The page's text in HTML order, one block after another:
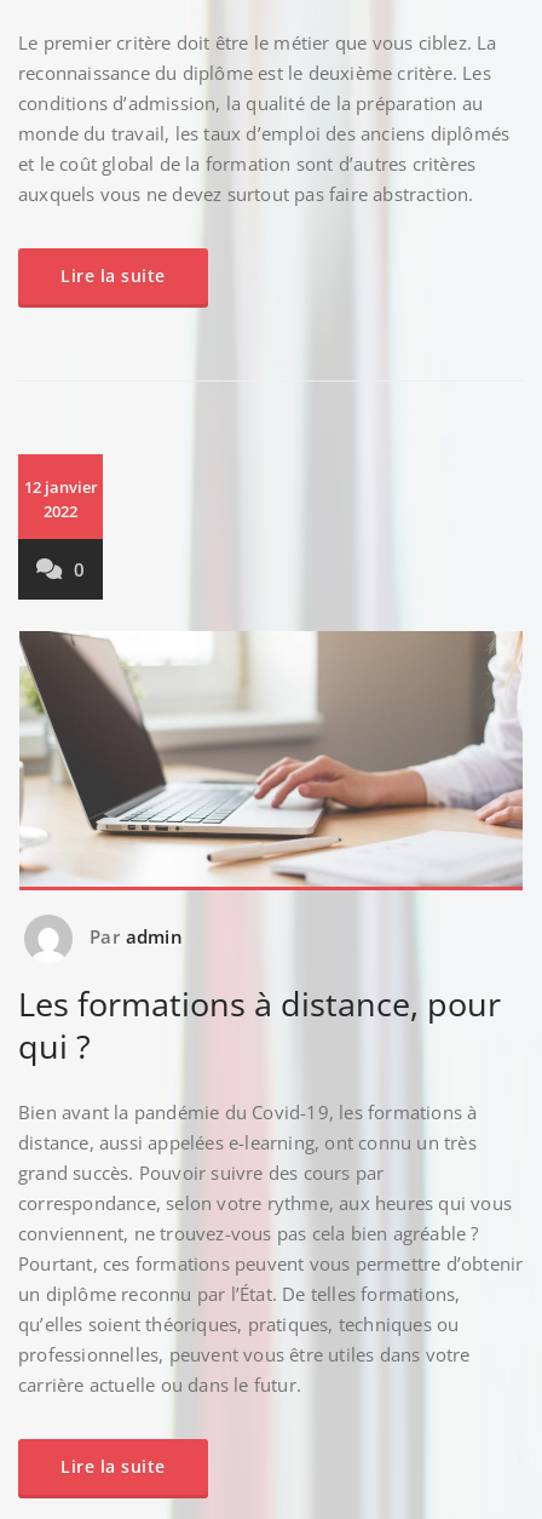
Le premier critère doit être le métier que vous ciblez. La
reconnaissance du diplôme est le deuxième critère. Les
conditions d’admission, la qualité de la préparation au
monde du travail, les taux d’emploi des anciens diplômés
et le coût global de la formation sont d’autres critères
auxquels vous ne devez surtout pas faire abstraction.
Lire la suite
12 janvier
2022
0
Par admin
Les formations à distance, pour
qui ?
Bien avant la pandémie du Covid-19, les formations à
distance, aussi appelées e-learning, ont connu un très
grand succès. Pouvoir suivre des cours par
correspondance, selon votre rythme, aux heures qui vous
conviennent, ne trouvez-vous pas cela bien agréable ?
Pourtant, ces formations peuvent vous permettre d’obtenir
un diplôme reconnu par l’État. De telles formations,
qu’elles soient théoriques, pratiques, techniques ou
professionnelles, peuvent vous être utiles dans votre
carrière actuelle ou dans le futur.
Lire la suite